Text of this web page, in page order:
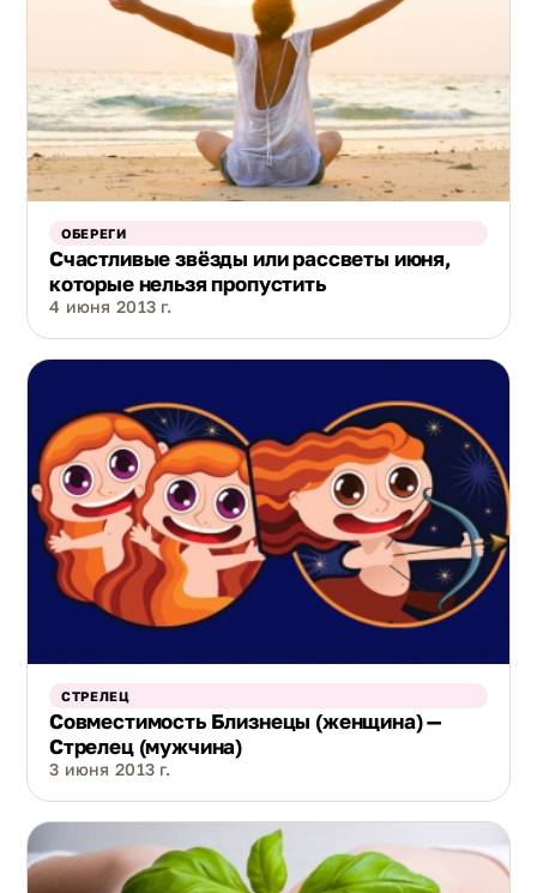
ОБЕРЕГИ
Счастливые звёзды или рассветы июня,
которые нельзя пропустить
4 июня 2013 г.
СТРЕЛЕЦ
Совместимость Близнецы (женщина) —
Стрелец (мужчина)
3 июня 2013 г.